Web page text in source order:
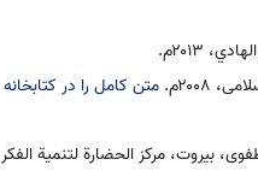
۲۰۱۳م.
متن کامل را در کتابخانه
بیروت، مرکز الحضارة لتنمية الفکر